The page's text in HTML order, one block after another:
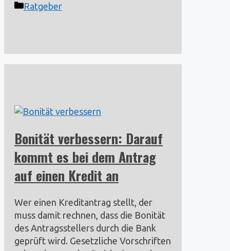
Kategorien
Ratgeber
Bonität verbessern: Darauf
kommt es bei dem Antrag
auf einen Kredit an
Wer einen Kreditantrag stellt, der
muss damit rechnen, dass die Bonität
des Antragsstellers durch die Bank
geprüft wird. Gesetzliche Vorschriften